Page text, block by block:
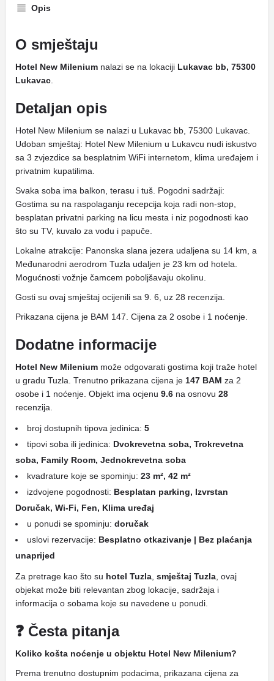
Opis
O smještaju
Hotel New Milenium nalazi se na lokaciji Lukavac bb, 75300
Lukavac
Detaljan opis
Hotel New Milenium se nalazi u Lukavac bb, 75300 Lukavac.
Udoban smještaj: Hotel New Milenium u Lukavcu nudi iskustvo
sa 3 zvjezdice sa besplatnim WiFi internetom, klima uređajem i
privatnim kupatilima.
Svaka soba ima balkon, terasu i tuš. Pogodni sadržaji:
Gostima su na raspolaganju recepcija koja radi non-stop,
besplatan privatni parking na licu mesta i niz pogodnosti kao
što su TV, kuvalo za vodu i papuče.
Lokalne atrakcije: Panonska slana jezera udaljena su 14 km, a
Međunarodni aerodrom Tuzla udaljen je 23 km od hotela.
Mogućnosti vožnje čamcem poboljšavaju okolinu.
Gosti su ovaj smještaj ocijenili sa 9. 6, uz 28 recenzija.
Prikazana cijena je BAM 147. Cijena za 2 osobe i 1 noćenje.
Dodatne informacije
Hotel New Milenium može odgovarati gostima koji traže hotel
u gradu Tuzla. Trenutno prikazana cijena je 147 BAM za 2
osobe i 1 noćenje. Objekt ima ocjenu 9.6 na osnovu 28
recenzija.
broj dostupnih tipova jedinica: 5
tipovi soba ili jedinica: Dvokrevetna soba, Trokrevetna
soba, Family Room, Jednokrevetna soba
kvadrature koje se spominju: 23 m², 42 m²
izdvojene pogodnosti: Besplatan parking, Izvrstan
Doručak, Wi-Fi, Fen, Klima uređaj
u ponudi se spominju: doručak
uslovi rezervacije: Besplatno otkazivanje | Bez plaćanja
unaprijed
Za pretrage kao što su hotel Tuzla smještaj Tuzla , ovaj
objekat može biti relevantan zbog lokacije, sadržaja i
informacija o sobama koje su navedene u ponudi.
❓ Česta pitanja
Koliko košta noćenje u objektu Hotel New Milenium?
Prema trenutno dostupnim podacima, prikazana cijena za